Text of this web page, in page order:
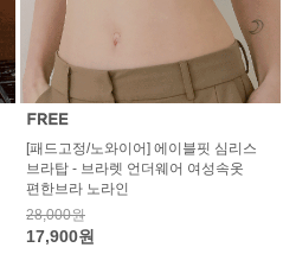
[패드고정/노와이어] 에이블핏 심리스
브라탑 - 브라렛 언더웨어 여성속옷
편한브라 노라인
28,000원
17,900원